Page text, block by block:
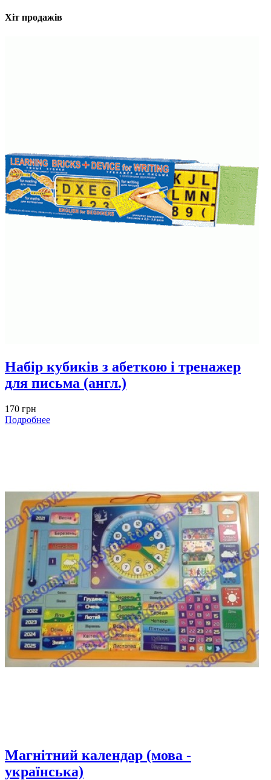
Хіт продажів
Набір кубиків з абеткою і тренажер
для письма (англ.)
170 грн
Подробнее
Магнітний календар (мова -
українська)